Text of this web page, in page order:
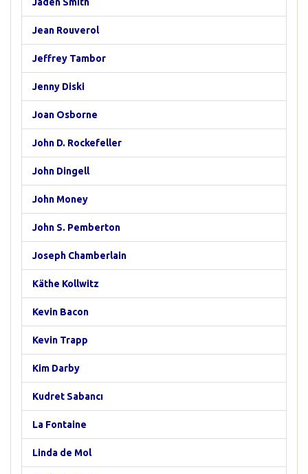
Jean Rouverol
Jeffrey Tambor
Jenny Diski
Joan Osborne
John D. Rockefeller
John Dingell
John Money
John S. Pemberton
Joseph Chamberlain
Käthe Kollwitz
Kevin Bacon
Kevin Trapp
Kim Darby
Kudret Sabancı
La Fontaine
Linda de Mol